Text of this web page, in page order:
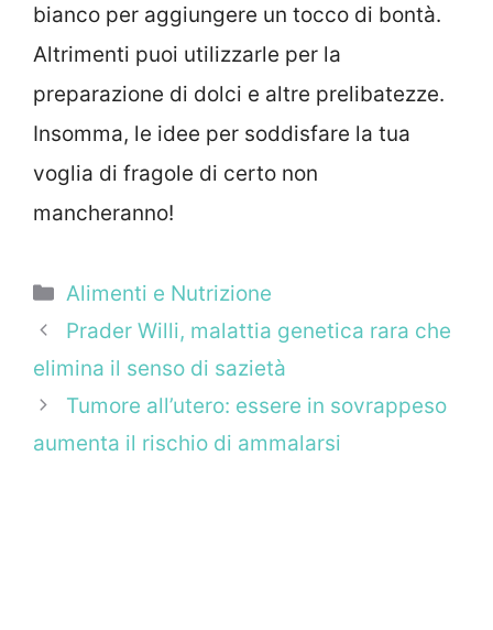
bianco per aggiungere un tocco di bontà.
Altrimenti puoi utilizzarle per la
preparazione di dolci e altre prelibatezze.
Insomma, le idee per soddisfare la tua
voglia di fragole di certo non
mancheranno!
Categorie
Alimenti e Nutrizione
Prader Willi, malattia genetica rara che
elimina il senso di sazietà
Tumore all’utero: essere in sovrappeso
aumenta il rischio di ammalarsi